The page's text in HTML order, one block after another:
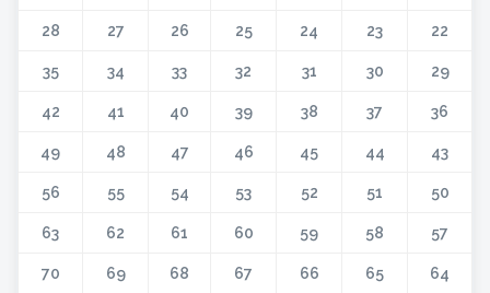
22
23
24
25
26
27
28
29
30
31
32
33
34
35
36
37
38
39
40
41
42
43
44
45
46
47
48
49
50
51
52
53
54
55
56
57
58
59
60
61
62
63
64
65
66
67
68
69
70